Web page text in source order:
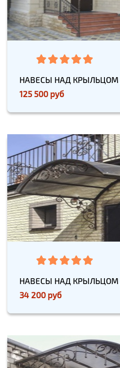
НАВЕСЫ НАД
125 500 руб
НАВЕСЫ НАД
34 200 руб